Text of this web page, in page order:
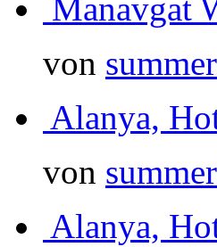
Manavgat
von
Alanya,
von
Alanya,